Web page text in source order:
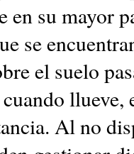
en su mayor
se
el suelo
llueve,
Al no